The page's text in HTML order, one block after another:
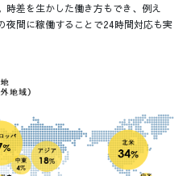
差を生かした働き方もでき、例え
夜間に稼働することで24時間対応も実